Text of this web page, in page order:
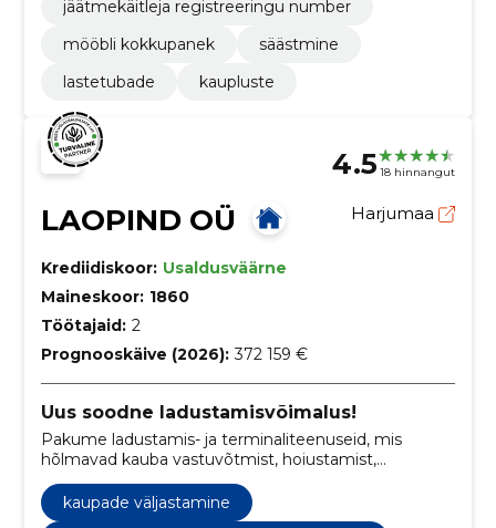
jäätmekäitleja registreeringu number
mööbli kokkupanek
säästmine
lastetubade
kaupluste
4.5 18 hinnangut
LAOPIND OÜ Harjumaa
Krediidiskoor: Usaldusväärne
Maineskoor: 1860
Töötajaid: 2
Prognooskäive (2026): 372 159 €
Uus soodne ladustamisvõimalus!
Pakume ladustamis- ja terminaliteenuseid, mis
hõlmavad kauba vastuvõtmist, hoiustamist,
käitlemist.
kaupade väljastamine